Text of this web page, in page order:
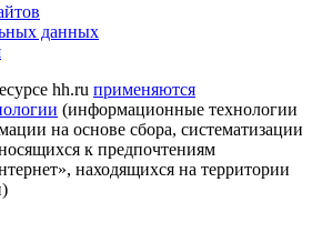
данных
hh.ru применяются
(информационные технологии
на основе сбора, систематизации
к предпочтениям
находящихся на территории